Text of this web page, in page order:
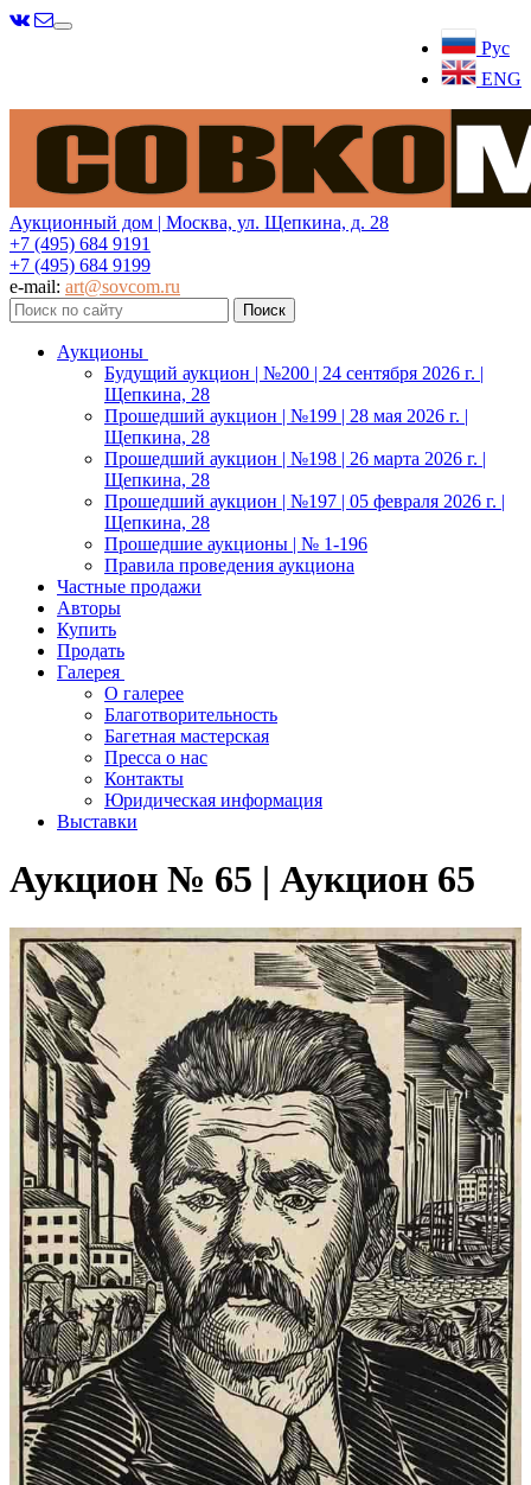
Рус
ENG
Меню
Аукционный дом | Москва, ул. Щепкина, д. 28
+7 (495) 684 9191
+7 (495) 684 9199
e-mail: art@sovcom.ru
Аукционы
Будущий аукцион | №200 | 24 сентября 2026 г. |
Щепкина, 28
Прошедший аукцион | №199 | 28 мая 2026 г. |
Щепкина, 28
Прошедший аукцион | №198 | 26 марта 2026 г. |
Щепкина, 28
Прошедший аукцион | №197 | 05 февраля 2026 г. |
Щепкина, 28
Прошедшие аукционы | № 1-196
Правила проведения аукциона
Частные продажи
Авторы
Купить
Продать
Галерея
О галерее
Благотворительность
Багетная мастерская
Пресса о нас
Контакты
Юридическая информация
Выставки
Аукцион № 65 | Аукцион 65